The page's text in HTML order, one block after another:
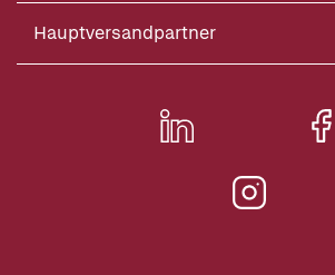
Hauptversandpartner